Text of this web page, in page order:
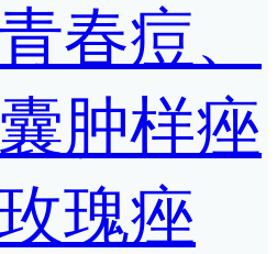
春痘、
肿样痤
瑰痤